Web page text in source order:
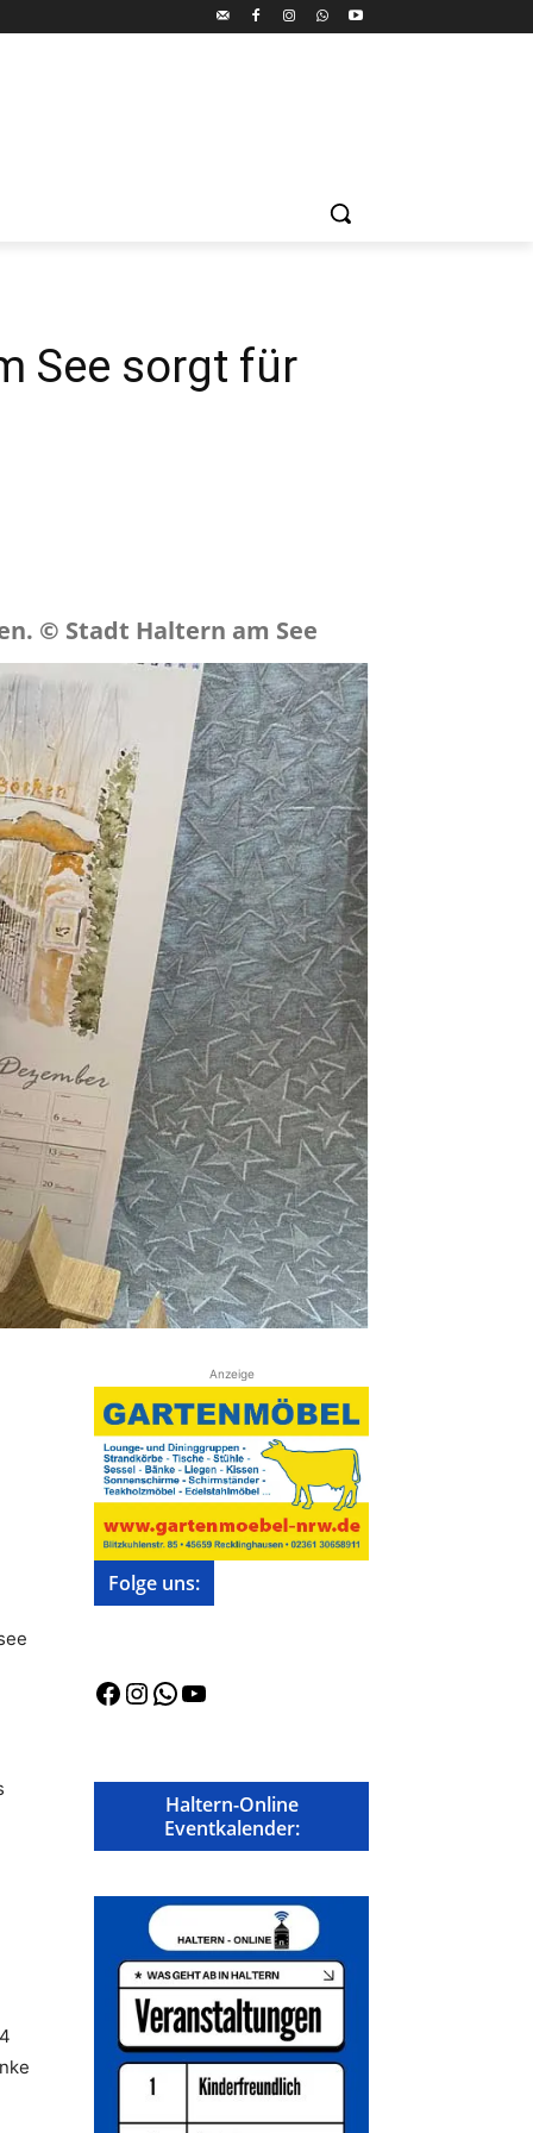
See sorgt für
© Stadt Haltern am See
Anzeige
Folge uns:
Facebook
Instagram
WhatsApp
YouTube
Haltern-Online
Eventkalender: